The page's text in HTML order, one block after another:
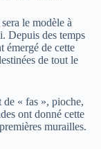
le modèle à
Depuis des temps
émergé de cette
de tout le
de « fas », pioche,
ont donné cette
murailles.